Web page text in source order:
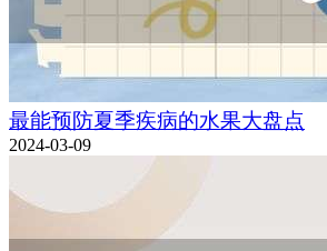
最能预防夏季疾病的水果大盘点
2024-03-09